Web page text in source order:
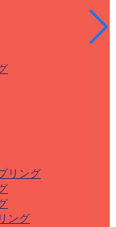
リング
ング